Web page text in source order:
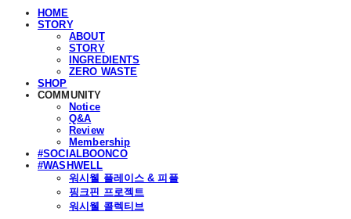
HOME
STORY
ABOUT
STORY
INGREDIENTS
ZERO WASTE
SHOP
COMMUNITY
Notice
Q&A
Review
Membership
#SOCIALBOONCO
#WASHWELL
워시웰 플레이스 & 피플
핑크핀 프로젝트
워시웰 콜렉티브